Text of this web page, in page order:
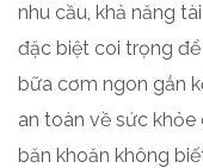
nhu cầu, khả năng
đặc biệt coi trọng
bữa cơm ngon gắn
an toàn về sức khỏe
băn khoăn không